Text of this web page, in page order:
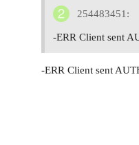
## Value: Number
##
254483451:
-ERR Client sent
-ERR Client sent